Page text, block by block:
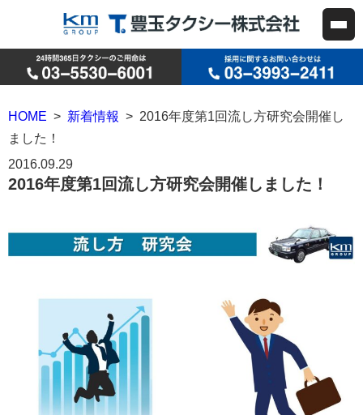
HOME > 新着情報 > 2016年度第1回流し方研究会開催し
ました！
2016.09.29
2016年度第1回流し方研究会開催しました！